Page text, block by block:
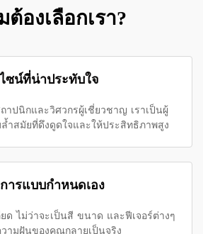
ต้องเลือกเรา?
ซน์ที่น่าประทับใจ
าปนิกและวิศวกรผู้เชี่ยวชาญ เราเป็นผู้
ำสมัยที่ดึงดูดใจและให้ประสิทธิภาพสูง
ารแบบกำหนดเอง
ด ไม่ว่าจะเป็นสี ขนาด และฟีเจอร์ต่างๆ
วามฝันของคุณกลายเป็นจริง